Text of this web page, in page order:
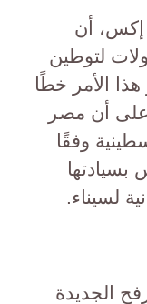
أن
لتوطين
هذا الأمر خطًا
على أن مصر
وفقًا
بسيادتها
لسيناء.
الجديدة